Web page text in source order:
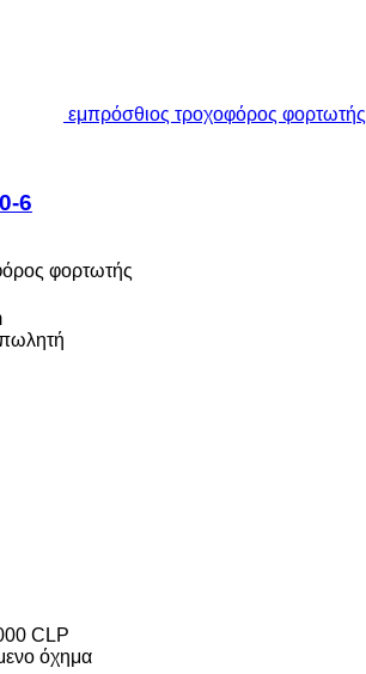
εμπρόσθιος τροχοφόρος φορτωτής
6
φορτωτής
πωλητή
CLP
όχημα